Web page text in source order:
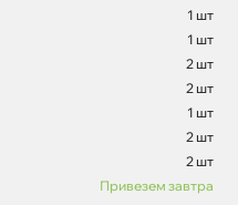
1 шт
1 шт
2 шт
2 шт
1 шт
2 шт
2 шт
Привезем завтра